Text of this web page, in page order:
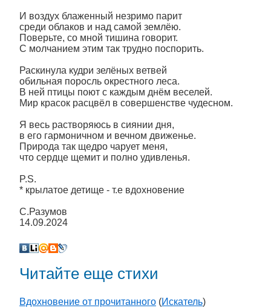
И воздух блаженный незримо парит
среди облаков и над самой землёю.
Поверьте, со мной тишина говорит.
С молчанием этим так трудно поспорить.
Раскинула кудри зелёных ветвей
обильная поросль окрестного леса.
В ней птицы поют с каждым днём веселей.
Мир красок расцвёл в совершенстве чудесном.
Я весь растворяюсь в сиянии дня,
в его гармоничном и вечном движенье.
Природа так щедро чарует меня,
что сердце щемит и полно удивленья.
P.S.
* крылатое детище - т.е вдохновение
С.Разумов
14.09.2024
Читайте еще стихи
Вдохновение от прочитанного (Искатель)